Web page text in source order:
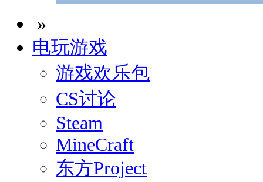
»
电玩游戏
游戏欢乐包
CS讨论
Steam
MineCraft
东方Project